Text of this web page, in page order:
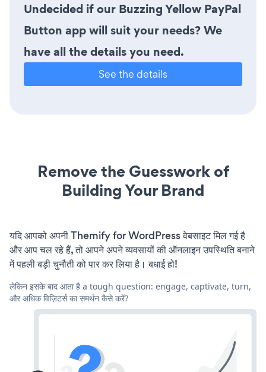
Undecided if our Buzzing Yellow PayPal
Button app will suit your needs? We
have all the details you need.
See the details
Remove the Guesswork of
Building Your Brand
यदि आपको अपनी Themify for WordPress वेबसाइट मिल गई है
और आप चल रहे हैं, तो आपने अपने व्यवसायों की ऑनलाइन उपस्थिति बनाने
में पहली बड़ी चुनौती को पार कर लिया है। बधाई हो!
लेकिन इसके बाद आता है a tough question: engage, captivate, turn,
और अधिक विज़िटर्स का समर्थन कैसे करें?